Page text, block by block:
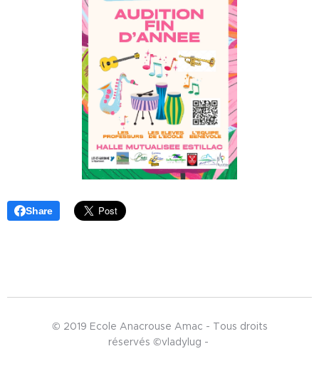
Share
© 2019 Ecole Anacrouse Amac - Tous droits
réservés ©vladylug -